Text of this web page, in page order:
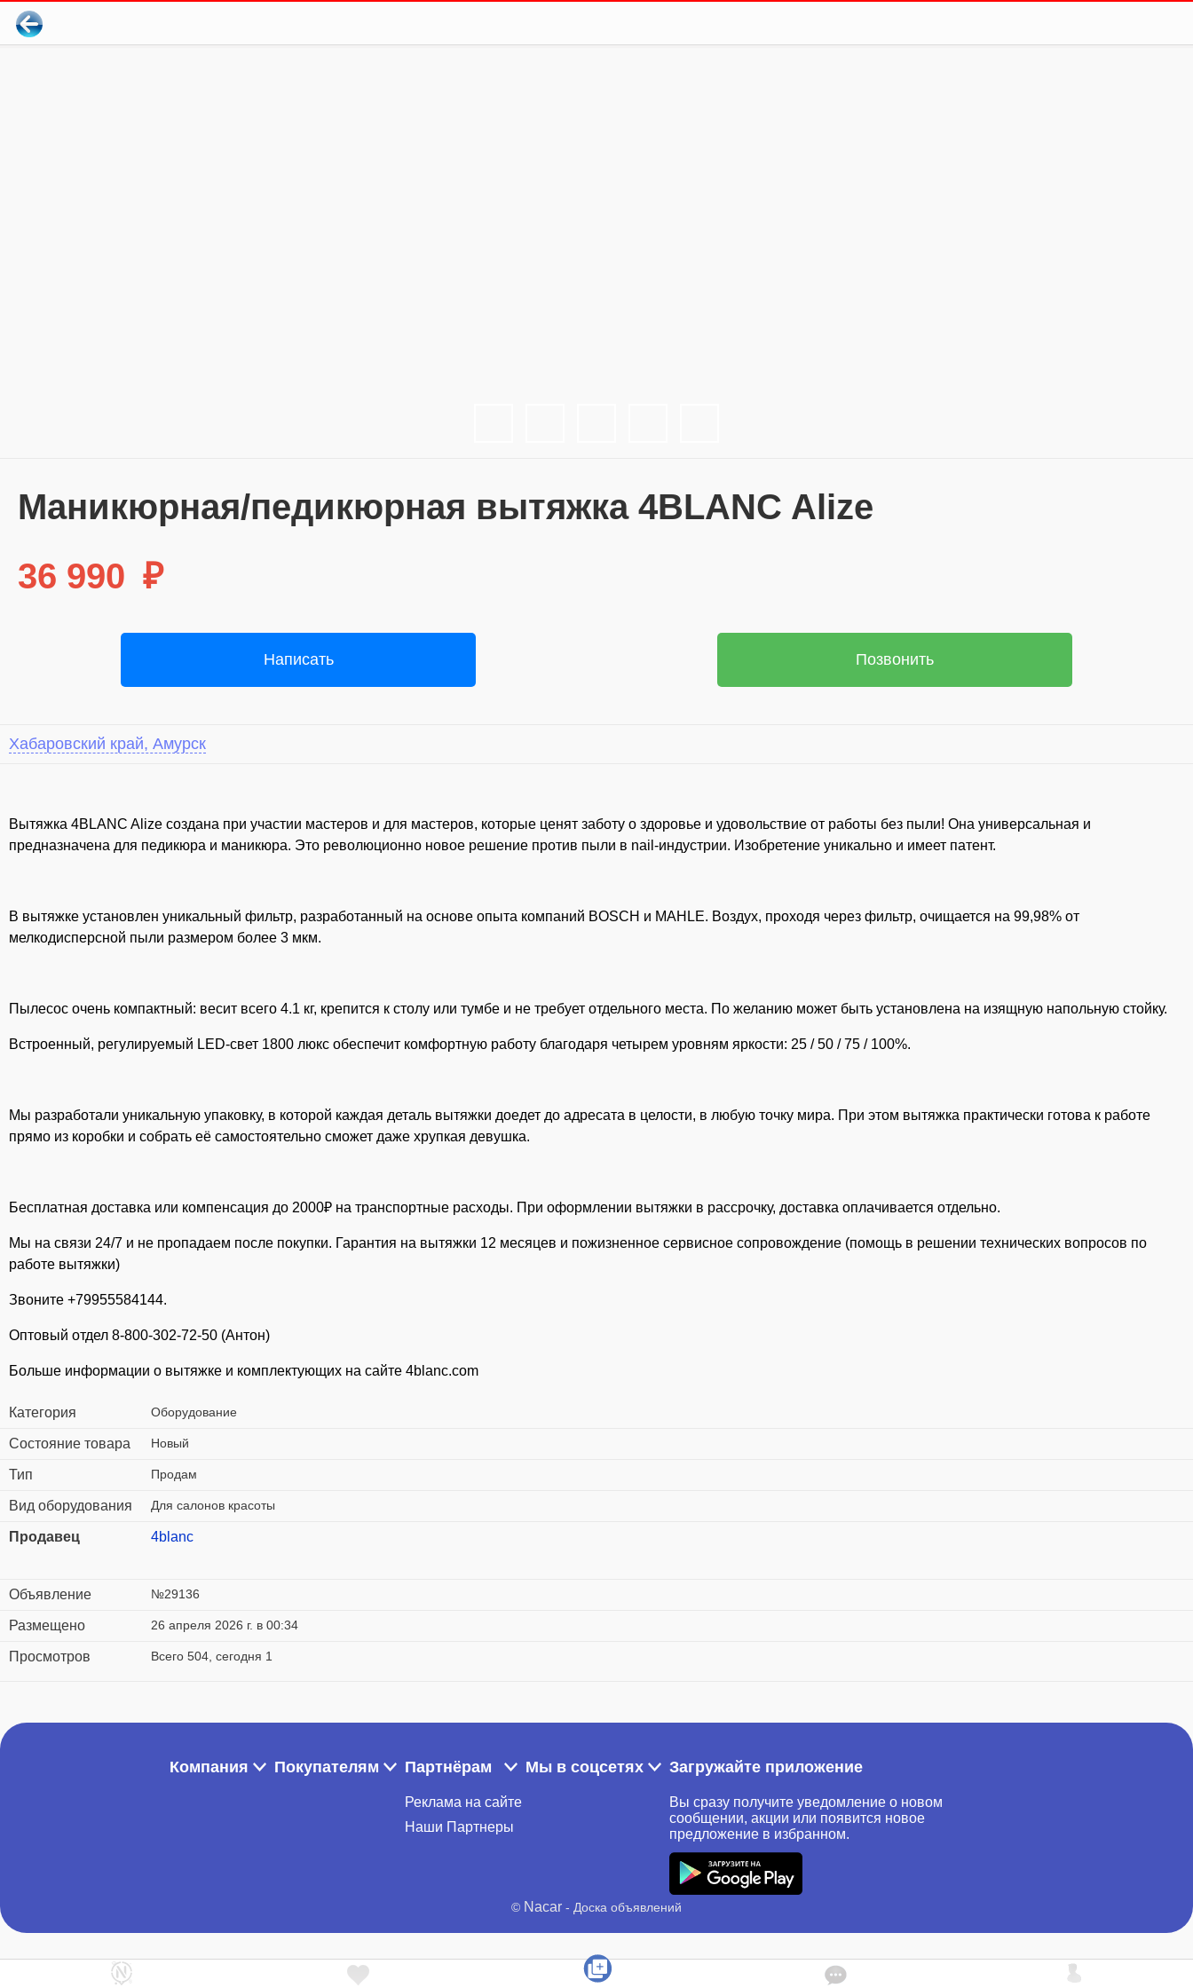
Маникюрная/педикюрная вытяжка 4BLANC Alize
36 990 ₽
Написать Позвонить
Хабаровский край, Амурск
Вытяжка 4BLANC Alize создана при участии мастеров и для мастеров, которые ценят заботу о здоровье и удовольствие от работы без пыли! Она универсальная и
предназначена для педикюра и маникюра. Это революционно новое решение против пыли в nail-индустрии. Изобретение уникально и имеет патент.
В вытяжке установлен уникальный фильтр, разработанный на основе опыта компаний BOSCH и MAHLE. Воздух, проходя через фильтр, очищается на 99,98% от
мелкодисперсной пыли размером более 3 мкм.
Пылесос очень компактный: весит всего 4.1 кг, крепится к столу или тумбе и не требует отдельного места. По желанию может быть установлена на изящную напольную стойку.
Встроенный, регулируемый LED-свет 1800 люкс обеспечит комфортную работу благодаря четырем уровням яркости: 25 / 50 / 75 / 100%.
Мы разработали уникальную упаковку, в которой каждая деталь вытяжки доедет до адресата в целости, в любую точку мира. При этом вытяжка практически готова к работе
прямо из коробки и собрать её самостоятельно сможет даже хрупкая девушка.
Бесплатная доставка или компенсация до 2000₽ на транспортные расходы. При оформлении вытяжки в рассрочку, доставка оплачивается отдельно.
Мы на связи 24/7 и не пропадаем после покупки. Гарантия на вытяжки 12 месяцев и пожизненное сервисное сопровождение (помощь в решении технических вопросов по
работе вытяжки)
Звоните +79955584144.
Оптовый отдел 8-800-302-72-50 (Антон)
Больше информации о вытяжке и комплектующих на сайте 4blanc.com
Категория Оборудование
Состояние товара Новый
Тип Продам
Вид оборудования Для салонов красоты
Продавец 4blanc
Объявление №29136
Размещено 26 апреля 2026 г. в 00:34
Просмотров Всего 504, сегодня 1
Компания Покупателям Партнёрам
Реклама на сайте
Наши Партнеры
Мы в соцсетях Загружайте приложение
Вы сразу получите уведомление о новом
сообщении, акции или появится новое
предложение в избранном.
© Nacar - Доска объявлений